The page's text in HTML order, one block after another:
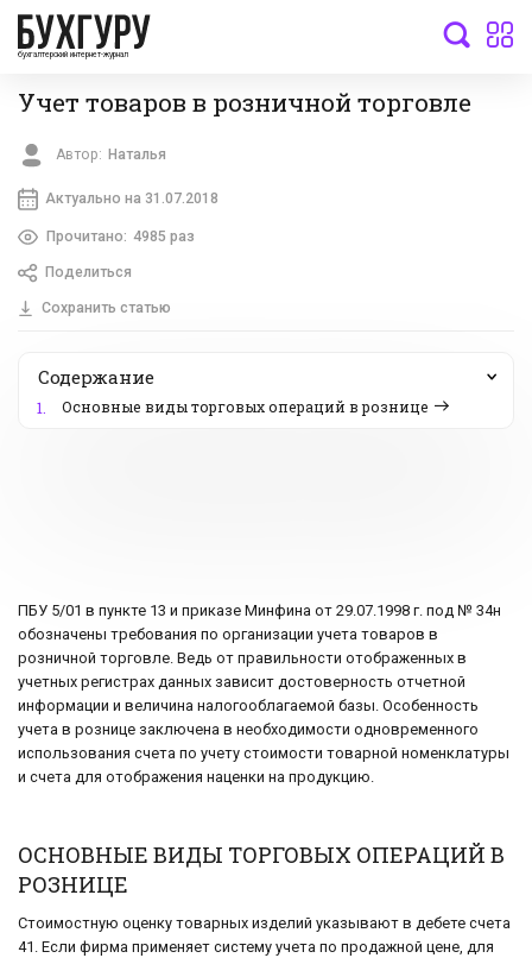
бухгалтерский интернет-журнал
Учет товаров в розничной торговле
Автор: Наталья
Актуально на 31.07.2018
Прочитано: 4985 раз
Поделиться
Сохранить статью
Содержание
1. Основные виды торговых операций в рознице
ПБУ 5/01 в пункте 13 и приказе Минфина от 29.07.1998 г. под № 34н
обозначены требования по организации учета товаров в
розничной торговле. Ведь от правильности отображенных в
учетных регистрах данных зависит достоверность отчетной
информации и величина налогооблагаемой базы. Особенность
учета в рознице заключена в необходимости одновременного
использования счета по учету стоимости товарной номенклатуры
и счета для отображения наценки на продукцию.
ОСНОВНЫЕ ВИДЫ ТОРГОВЫХ ОПЕРАЦИЙ В
РОЗНИЦЕ
Стоимостную оценку товарных изделий указывают в дебете счета
41. Если фирма применяет систему учета по продажной цене, для